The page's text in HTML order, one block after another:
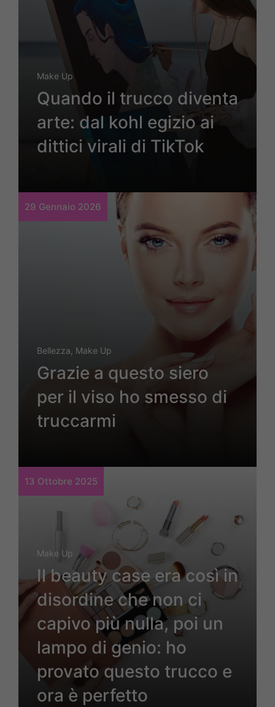
Make Up
Quando il trucco diventa
arte: dal kohl egizio ai
dittici virali di TikTok
29 Gennaio 2026
Bellezza, Make Up
Grazie a questo siero
per il viso ho smesso di
truccarmi
13 Ottobre 2025
Make Up
Il beauty case era così in
disordine che non ci
capivo più nulla, poi un
lampo di genio: ho
provato questo trucco e
ora è perfetto